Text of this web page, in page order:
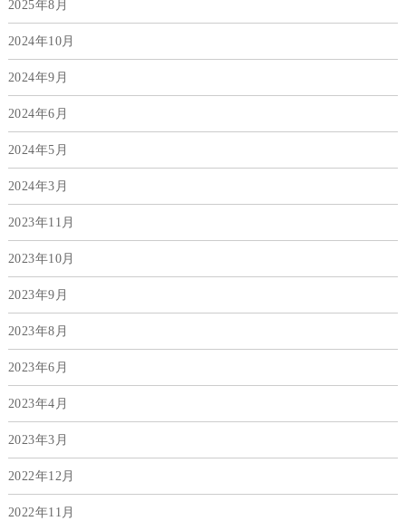
2025年8月
2024年10月
2024年9月
2024年6月
2024年5月
2024年3月
2023年11月
2023年10月
2023年9月
2023年8月
2023年6月
2023年4月
2023年3月
2022年12月
2022年11月